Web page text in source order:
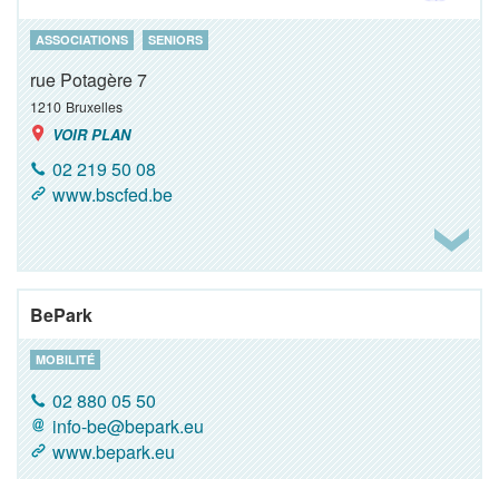
ASSOCIATIONS SENIORS
rue Potagère 7
1210 Bruxelles
VOIR PLAN
02 219 50 08
www.bscfed.be
BePark
MOBILITÉ
02 880 05 50
info-be@bepark.eu
www.bepark.eu